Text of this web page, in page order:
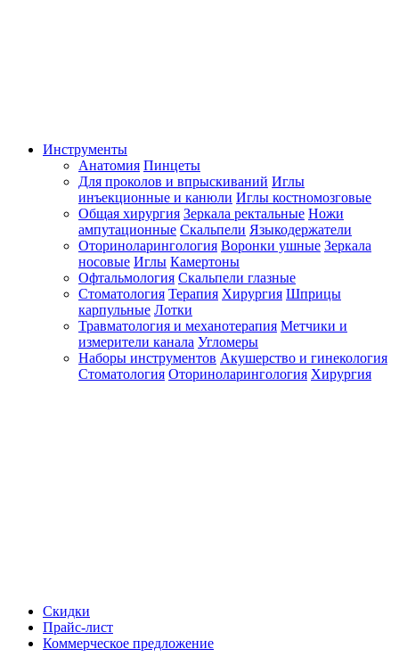
Инструменты
Анатомия Пинцеты
Для проколов и впрыскиваний Иглы
инъекционные и канюли Иглы костномозговые
Общая хирургия Зеркала ректальные Ножи
ампутационные Скальпели Языкодержатели
Оториноларингология Воронки ушные Зеркала
носовые Иглы Камертоны
Офтальмология Скальпели глазные
Стоматология Терапия Хирургия Шприцы
карпульные Лотки
Травматология и механотерапия Метчики и
измерители канала Угломеры
Наборы инструментов Акушерство и гинекология
Стоматология Оториноларингология Хирургия
Скидки
Прайс-лист
Коммерческое предложение